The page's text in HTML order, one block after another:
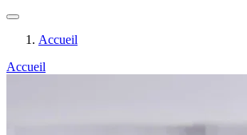
Accueil
Accueil